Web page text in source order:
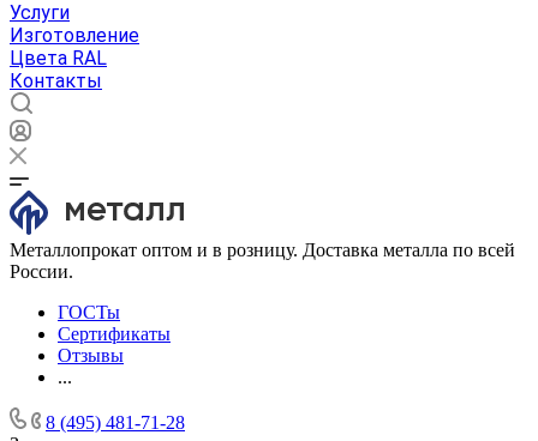
Услуги
Изготовление
Цвета RAL
Контакты
Металлопрокат оптом и в розницу. Доставка металла по всей
России.
ГОСТы
Сертификаты
Отзывы
...
8 (495) 481-71-28